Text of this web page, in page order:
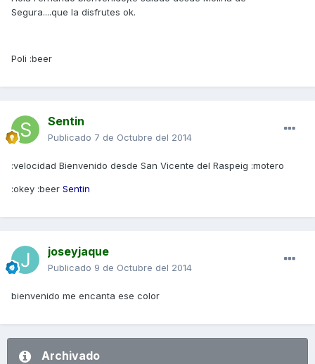
Segura....que la disfrutes ok.
Poli :beer
Sentin
Publicado 7 de Octubre del 2014
:velocidad Bienvenido desde San Vicente del Raspeig :motero
:okey :beer Sentin
joseyjaque
Publicado 9 de Octubre del 2014
bienvenido me encanta ese color
Archivado